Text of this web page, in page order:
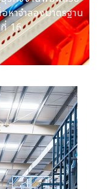
หาจำลองมาตรฐาน
16